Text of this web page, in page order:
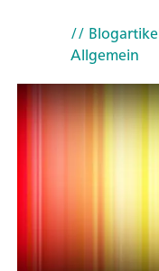
//
Allgemein